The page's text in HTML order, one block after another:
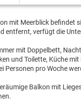
mit Meerblick befindet
entfernt, verfügt die
mit Doppelbett,
und Toilette, Küche
Personen pro Woche
Balkon mit